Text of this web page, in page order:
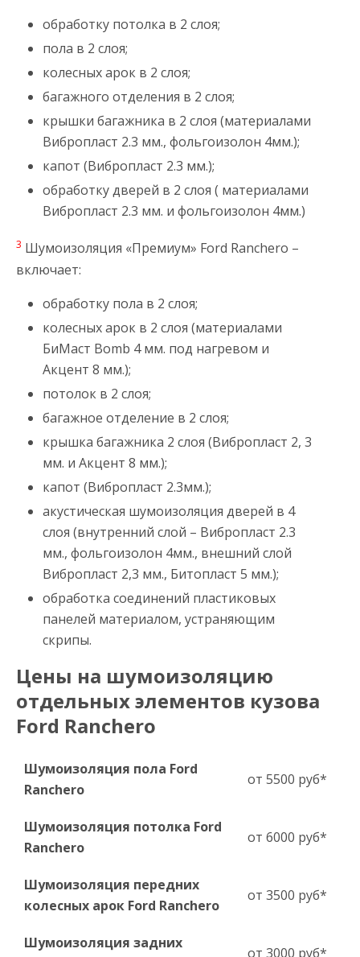
обработку потолка в 2 слоя;
пола в 2 слоя;
колесных арок в 2 слоя;
багажного отделения в 2 слоя;
крышки багажника в 2 слоя (материалами
Вибропласт 2.3 мм., фольгоизолон 4мм.);
капот (Вибропласт 2.3 мм.);
обработку дверей в 2 слоя ( материалами
Вибропласт 2.3 мм. и фольгоизолон 4мм.)
3 Шумоизоляция «Премиум» Ford Ranchero –
включает:
обработку пола в 2 слоя;
колесных арок в 2 слоя (материалами
БиМаст Bomb 4 мм. под нагревом и
Акцент 8 мм.);
потолок в 2 слоя;
багажное отделение в 2 слоя;
крышка багажника 2 слоя (Вибропласт 2, 3
мм. и Акцент 8 мм.);
капот (Вибропласт 2.3мм.);
акустическая шумоизоляция дверей в 4
слоя (внутренний слой – Вибропласт 2.3
мм., фольгоизолон 4мм., внешний слой
Вибропласт 2,3 мм., Битопласт 5 мм.);
обработка соединений пластиковых
панелей материалом, устраняющим
скрипы.
Цены на шумоизоляцию
отдельных элементов кузова
Ford Ranchero
Шумоизоляция пола Ford
Ranchero
от 5500 руб*
Шумоизоляция потолка Ford
Ranchero
от 6000 руб*
Шумоизоляция передних
колесных арок Ford Ranchero
от 3500 руб*
Шумоизоляция задних
от 3000 руб*